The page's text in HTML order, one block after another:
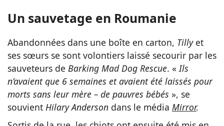
Un sauvetage en Roumanie
Abandonnées dans une boîte en carton, Tilly et
ses sœurs se sont volontiers laissé secourir par les
sauveteurs de Barking Mad Dog Rescue. «Ils
n’avaient que 6 semaines et avaient été laissés pour
morts sans leur mère – de pauvres bébés », se
souvient Hilary Anderson dans le média Mirror.